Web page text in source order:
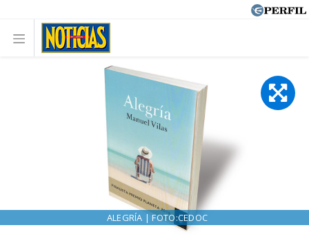
ALEGRÍA | FOTO:CEDOC